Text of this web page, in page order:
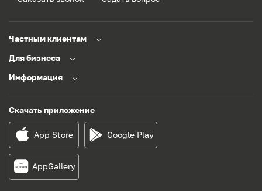
Частным клиентам
Для бизнеса
Информация
Скачать приложение
App Store Google Play
AppGallery